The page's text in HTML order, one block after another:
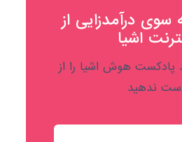
سوی درآمدزایی از
اشیا
پادکست هوش اشیا را از
ندهید